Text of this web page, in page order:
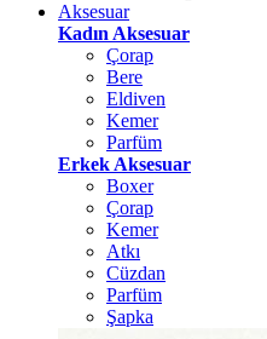
Aksesuar
Kadın Aksesuar
Çorap
Bere
Eldiven
Kemer
Parfüm
Erkek Aksesuar
Boxer
Çorap
Kemer
Atkı
Cüzdan
Parfüm
Şapka